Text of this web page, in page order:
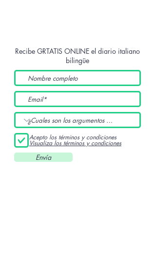
Recibe GRTATIS ONLINE el diario italiano
bilingüe
Acepto los términos y condiciones
Visualiza los términos y condiciones
Envía